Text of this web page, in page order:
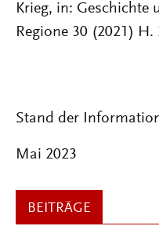
Krieg, in: Geschichte
Regione 30 (2021) H.
Stand der
Mai 2023
BEITRÄGE